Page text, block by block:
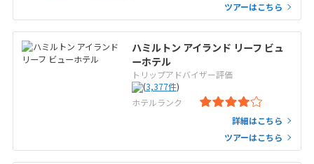
ツアーはこちら
ハミルトン アイランド リーフ ビュ
ーホテル
トリップアドバイザー評価
(3,377件)
ホテルランク
詳細はこちら
ツアーはこちら